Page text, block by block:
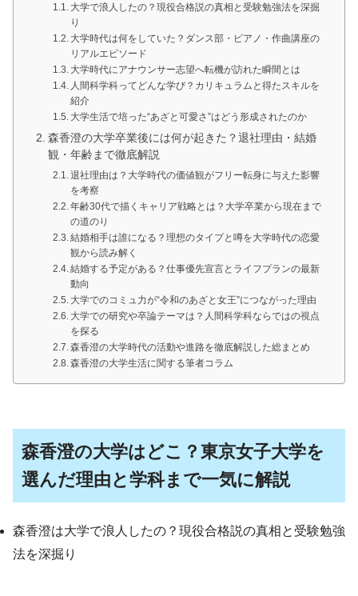
大学で浪人したの？現役合格説の真相と受験勉強法を深掘
り
大学時代は何をしていた？ダンス部・ピアノ・作曲講座の
リアルエピソード
大学時代にアナウンサー志望へ転機が訪れた瞬間とは
人間科学科ってどんな学び？カリキュラムと得たスキルを
紹介
大学生活で培った“あざと可愛さ”はどう形成されたのか
森香澄の大学卒業後には何が起きた？退社理由・結婚
観・年齢まで徹底解説
退社理由は？大学時代の価値観がフリー転身に与えた影響
を考察
年齢30代で描くキャリア戦略とは？大学卒業から現在まで
の道のり
結婚相手は誰になる？理想のタイプと噂を大学時代の恋愛
観から読み解く
結婚する予定がある？仕事優先宣言とライフプランの最新
動向
大学でのコミュ力が“令和のあざと女王”につながった理由
大学での研究や卒論テーマは？人間科学科ならではの視点
を探る
森香澄の大学時代の活動や進路を徹底解説した総まとめ
森香澄の大学生活に関する筆者コラム
森香澄の大学はどこ？東京女子大学を
選んだ理由と学科まで一気に解説
森香澄は大学で浪人したの？現役合格説の真相と受験勉強
法を深掘り